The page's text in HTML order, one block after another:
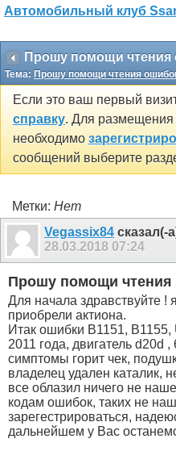
Автомобильный клуб
Прошу помощи чтения
Тема: Прошу помощи чтения
Если это ваш первый
справку. Для
необходимо
сообщений выберите
Метки: Нет
Vegassix84 сказал(-
28.03.2018 07:24
Прошу помощи чтения
Для начала здравствуйте !
приобрели актиона.
Итак ошибки B1151,
2011 года, двигатель d20d ,
симптомы горит чек,
владелец удален каталик,
все облазил ничего не
кодам ошибок, таких не
зарегестрироваться,
дальнейшем у Вас